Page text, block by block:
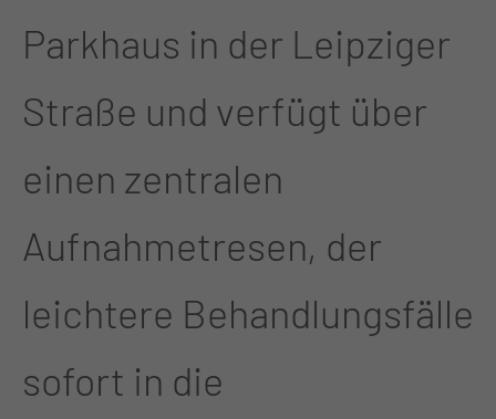
Parkhaus in der Leipziger
Straße und verfügt über
einen zentralen
Aufnahmetresen, der
leichtere Behandlungsfälle
sofort in die